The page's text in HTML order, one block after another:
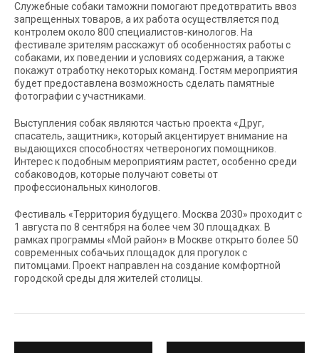
Служебные собаки таможни помогают предотвратить ввоз
запрещенных товаров, а их работа осуществляется под
контролем около 800 специалистов-кинологов. На
фестивале зрителям расскажут об особенностях работы с
собаками, их поведении и условиях содержания, а также
покажут отработку некоторых команд. Гостям мероприятия
будет предоставлена возможность сделать памятные
фотографии с участниками.
Выступления собак являются частью проекта «Друг,
спасатель, защитник», который акцентирует внимание на
выдающихся способностях четвероногих помощников.
Интерес к подобным мероприятиям растет, особенно среди
собаководов, которые получают советы от
профессиональных кинологов.
Фестиваль «Территория будущего. Москва 2030» проходит с
1 августа по 8 сентября на более чем 30 площадках. В
рамках программы «Мой район» в Москве открыто более 50
современных собачьих площадок для прогулок с
питомцами. Проект направлен на создание комфортной
городской среды для жителей столицы.